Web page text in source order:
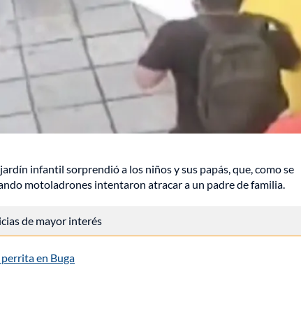
infantil sorprendió a los niños y sus papás, que, como se
motoladrones intentaron atracar a un padre de familia.
de mayor interés
en Buga